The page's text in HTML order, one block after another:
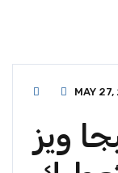
MAY
ويز